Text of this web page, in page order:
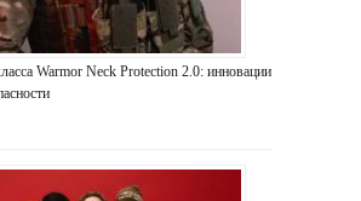
Warmor Neck Protection 2.0: инновации